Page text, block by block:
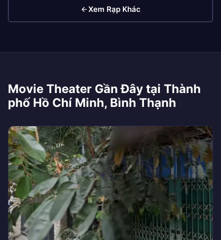
Xem Rạp Khác
Movie Theater Gần Đây tại Thành
phố Hồ Chí Minh, Bình Thạnh